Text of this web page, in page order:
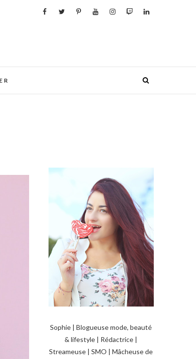
Sophie | Blogueuse mode, beauté
& lifestyle | Rédactrice |
Streameuse | SMO | Mâcheuse de